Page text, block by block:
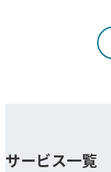
サービス一覧